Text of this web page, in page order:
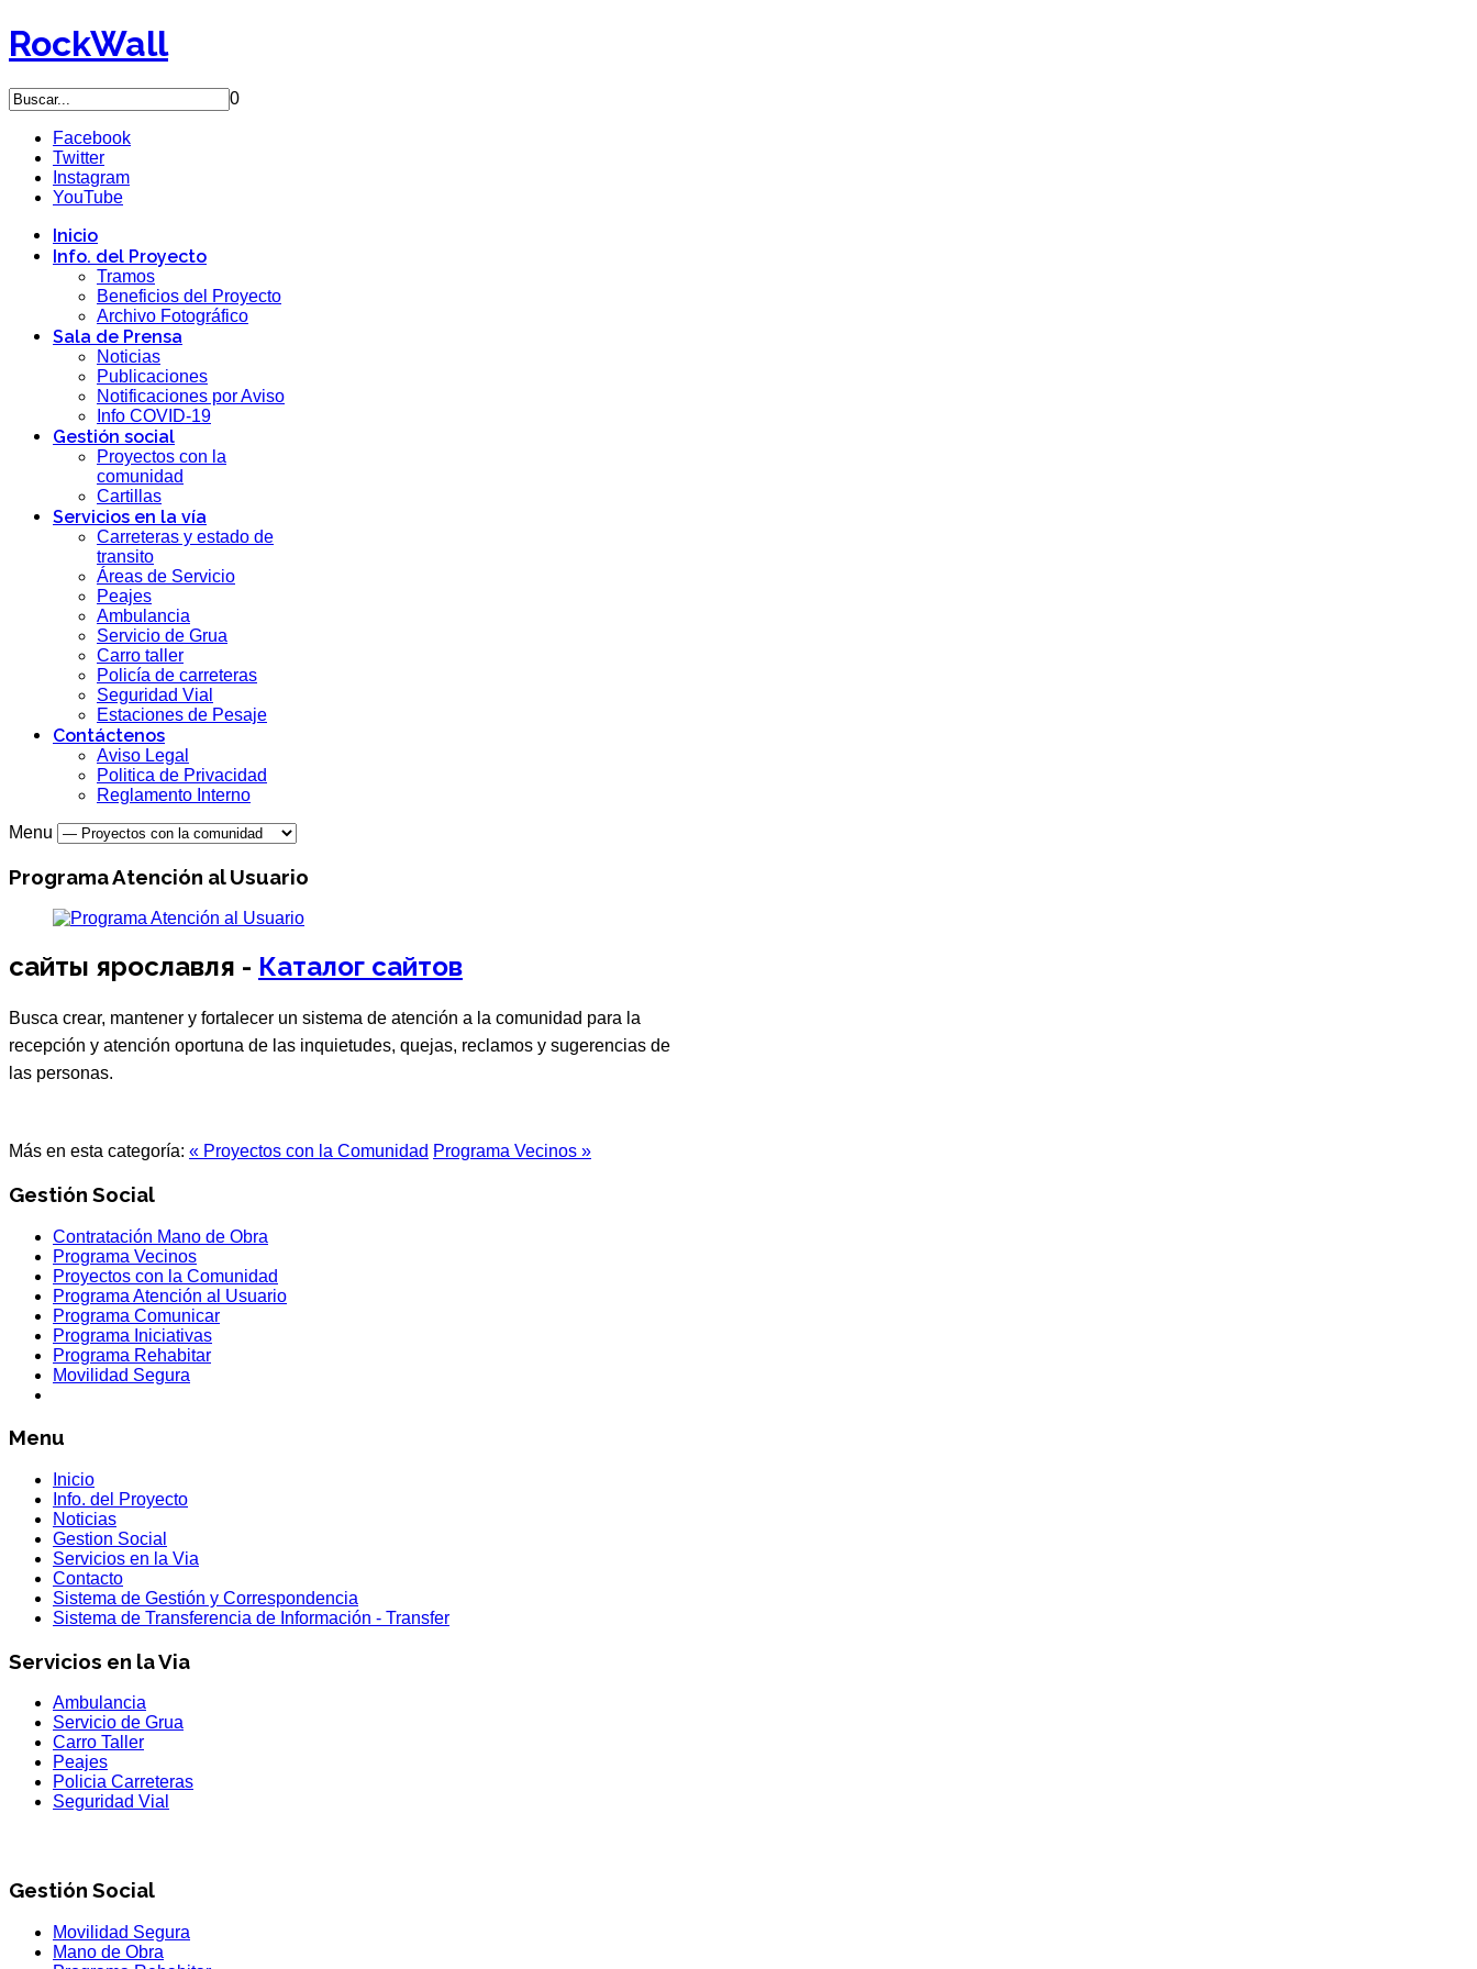
RockWall
0
Facebook
Twitter
Instagram
YouTube
Inicio
Info. del Proyecto
Tramos
Beneficios del Proyecto
Archivo Fotográfico
Sala de Prensa
Noticias
Publicaciones
Notificaciones por Aviso
Info COVID-19
Gestión social
Proyectos con la
comunidad
Cartillas
Servicios en la vía
Carreteras y estado de
transito
Áreas de Servicio
Peajes
Ambulancia
Servicio de Grua
Carro taller
Policía de carreteras
Seguridad Vial
Estaciones de Pesaje
Contáctenos
Aviso Legal
Politica de Privacidad
Reglamento Interno
Menu
Programa Atención al Usuario
сайты ярославля - Каталог сайтов
Busca crear, mantener y fortalecer un sistema de atención a la comunidad para la
recepción y atención oportuna de las inquietudes, quejas, reclamos y sugerencias de
las personas.
Más en esta categoría: « Proyectos con la Comunidad Programa Vecinos »
Gestión Social
Contratación Mano de Obra
Programa Vecinos
Proyectos con la Comunidad
Programa Atención al Usuario
Programa Comunicar
Programa Iniciativas
Programa Rehabitar
Movilidad Segura
Menu
Inicio
Info. del Proyecto
Noticias
Gestion Social
Servicios en la Via
Contacto
Sistema de Gestión y Correspondencia
Sistema de Transferencia de Información - Transfer
Servicios en la Via
Ambulancia
Servicio de Grua
Carro Taller
Peajes
Policia Carreteras
Seguridad Vial
Gestión Social
Movilidad Segura
Mano de Obra